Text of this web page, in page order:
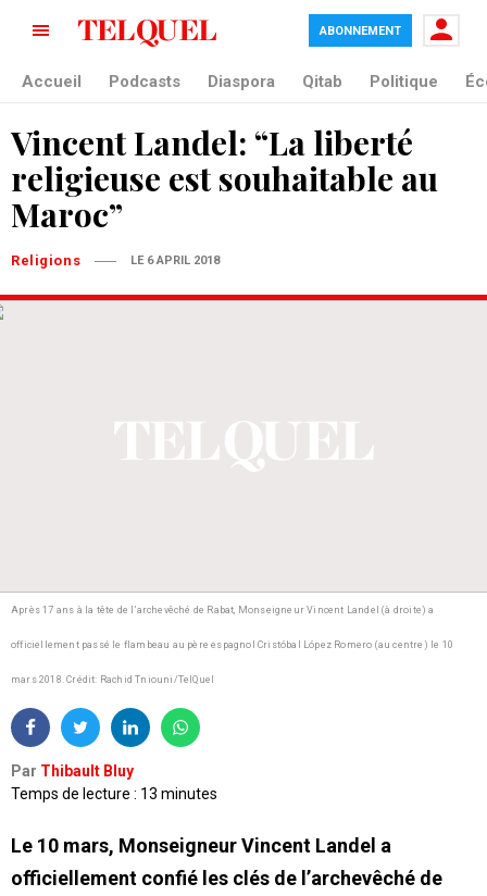
ABONNEMENT
Accueil Podcasts Diaspora Qitab Politique
Vincent Landel: “La liberté
religieuse est souhaitable au
Maroc”
Religions LE 6 APRIL 2018
Après 17 ans à la tête de l’archevêché de Rabat, Monseigneur Vincent Landel (à droite) a
officiellement passé le flambeau au père espagnol Cristóbal López Romero (au centre) le 10
mars 2018.Crédit: Rachid Tniouni/TelQuel
Par Thibault Bluy
Temps de lecture : 13 minutes
Le 10 mars, Monseigneur Vincent Landel a
officiellement confié les clés de l’archevêché de